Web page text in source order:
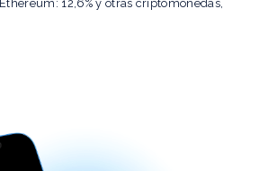
12,6% y otras criptomonedas,